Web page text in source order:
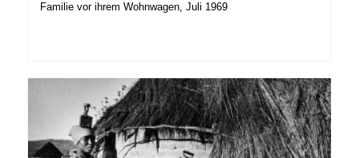
Familie vor ihrem Wohnwagen, Juli 1969